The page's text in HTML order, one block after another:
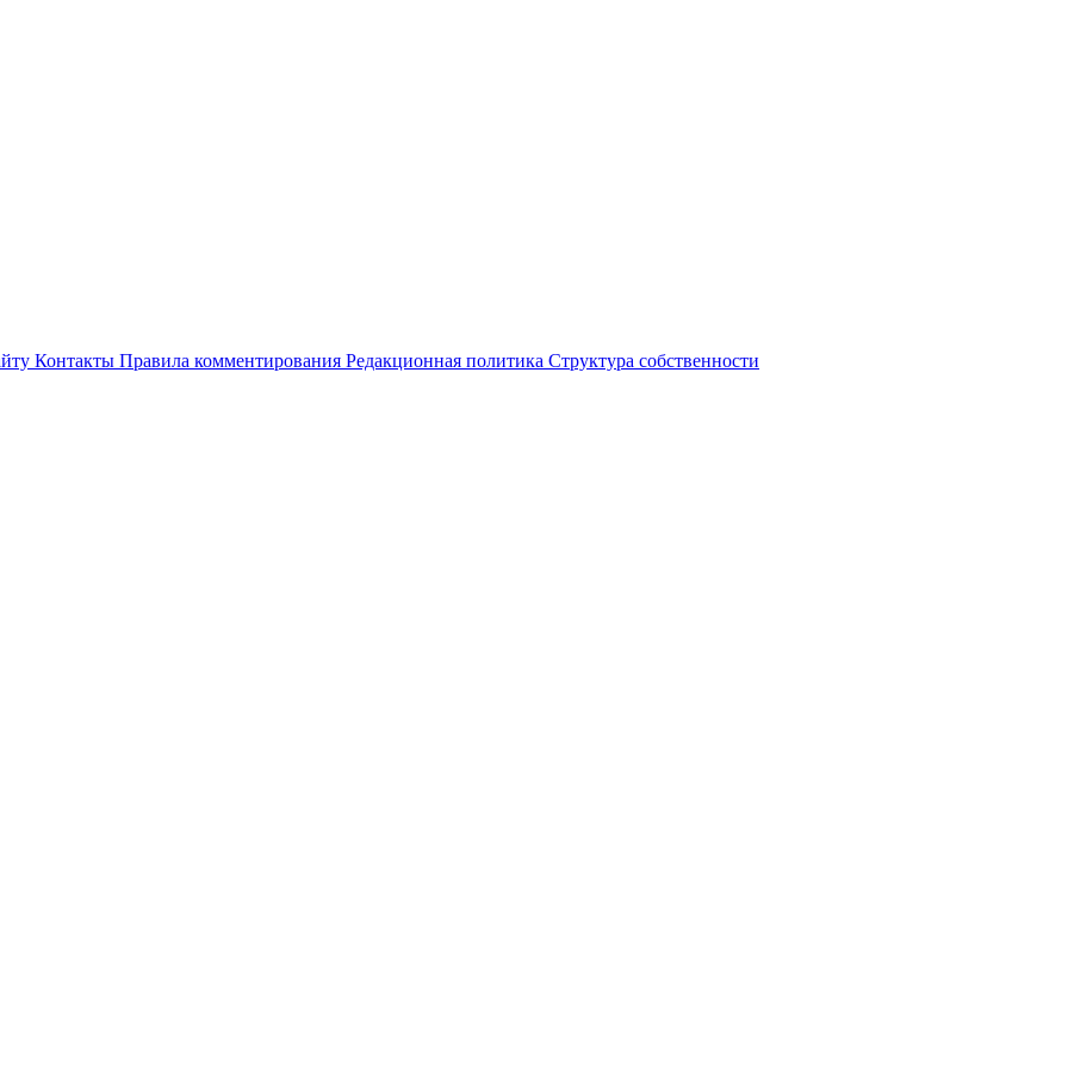
Контакты Правила комментирования Редакционная политика Структура собственности